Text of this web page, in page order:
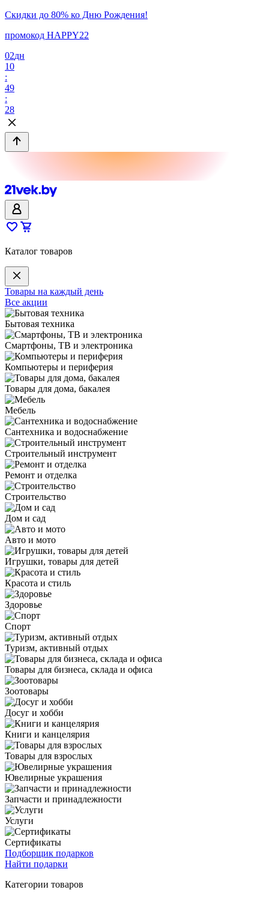
Скидки до 80% ко Дню Рождения!
промокод HAPPY22
02дн
10
:
49
:
28
Каталог товаров
Товары на каждый день
Все акции
Бытовая техника
Смартфоны, ТВ и электроника
Компьютеры и периферия
Товары для дома, бакалея
Мебель
Сантехника и водоснабжение
Строительный инструмент
Ремонт и отделка
Строительство
Дом и сад
Авто и мото
Игрушки, товары для детей
Красота и стиль
Здоровье
Спорт
Туризм, активный отдых
Товары для бизнеса, склада и офиса
Зоотовары
Досуг и хобби
Книги и канцелярия
Товары для взрослых
Ювелирные украшения
Запчасти и принадлежности
Услуги
Сертификаты
Подборщик подарков
Найти подарки
Категории товаров